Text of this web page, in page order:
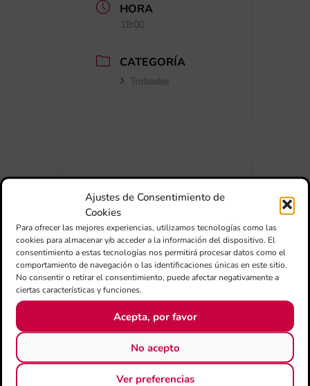
Ajustes de Consentimiento de
Cookies
Para ofrecer las mejores experiencias, utilizamos tecnologías como las
cookies para almacenar y/o acceder a la información del dispositivo. El
consentimiento a estas tecnologías nos permitirá procesar datos como el
comportamiento de navegación o las identificaciones únicas en este sitio.
No consentir o retirar el consentimiento, puede afectar negativamente a
ciertas características y funciones.
Acepta, por favor
No acepto
Ver preferencias
HORA
18:00
CATEGORÍA
Trobades
+ Añadir a Google Calendar
+ exportación iCal / Outlook
COMPARTIR ESTE EVENTO